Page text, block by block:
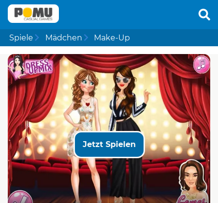
Spiele Mädchen Make-Up
Jetzt Spielen